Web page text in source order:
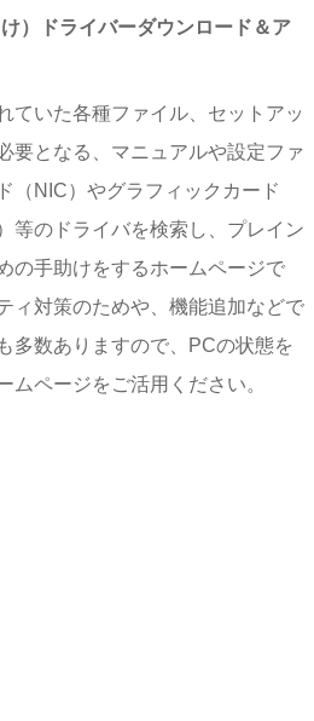
）ドライバーダウンロード＆ア
ていた各種ファイル、セットアッ
要となる、マニュアルや設定ファ
（NIC）やグラフィックカード
等のドライバを検索し、プレイン
の手助けをするホームページで
ィ対策のためや、機能追加などで
多数ありますので、PCの状態を
ムページをご活用ください。